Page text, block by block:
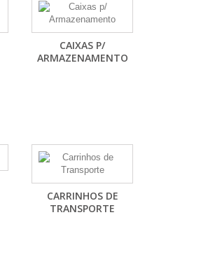
CAIXAS P/
ARMAZENAMENTO
CARRINHOS DE
TRANSPORTE